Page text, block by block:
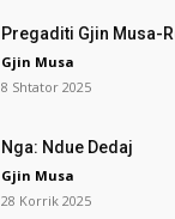
Pregaditi Gjin Musa-
Gjin Musa
8 Shtator 2025
Nga: Ndue Dedaj
Gjin Musa
28 Korrik 2025